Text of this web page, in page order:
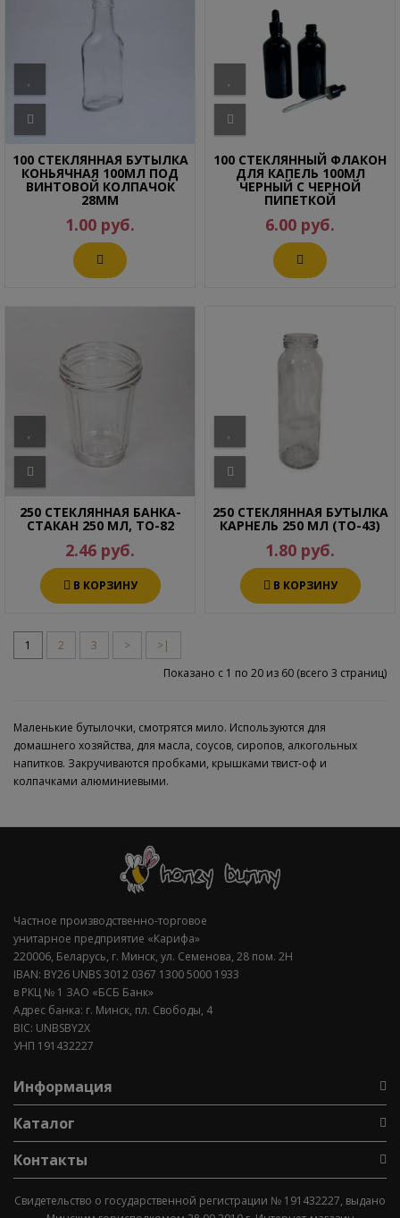
100 СТЕКЛЯННАЯ БУТЫЛКА
КОНЬЯЧНАЯ 100МЛ ПОД
ВИНТОВОЙ КОЛПАЧОК
28ММ
1.00 руб.
100 СТЕКЛЯННЫЙ ФЛАКОН
ДЛЯ КАПЕЛЬ 100МЛ
ЧЕРНЫЙ С ЧЕРНОЙ
ПИПЕТКОЙ
6.00 руб.
250 СТЕКЛЯННАЯ БАНКА-
СТАКАН 250 МЛ, ТО-82
2.46 руб.
В КОРЗИНУ
250 СТЕКЛЯННАЯ БУТЫЛКА
КАРНЕЛЬ 250 МЛ (ТО-43)
1.80 руб.
В КОРЗИНУ
1 2 3 >
>|
Показано с 1 по 20 из 60 (всего 3 страниц)
Маленькие бутылочки, смотрятся мило. Используются для
домашнего хозяйства, для масла, соусов, сиропов, алкогольных
напитков. Закручиваются пробками, крышками твист-оф и
колпачками алюминиевыми.
Частное производственно-торговое
унитарное предприятие «Карифа»
220006, Беларусь, г. Минск, ул. Семенова, 28 пом. 2Н
IBAN: BY26 UNBS 3012 0367 1300 5000 1933
в РКЦ № 1 ЗАО «БСБ Банк»
Адрес банка: г. Минск, пл. Свободы, 4
BIC: UNBSBY2X
УНП 191432227
Информация
Каталог
Контакты
Свидетельство о государственной регистрации № 191432227, выдано